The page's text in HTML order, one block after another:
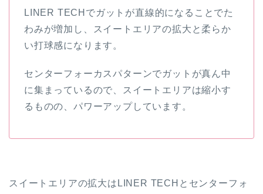
LINER TECHでガットが直線的になることでた
わみが増加し、スイートエリアの拡大と柔らか
い打球感になります。
センターフォーカスパターンでガットが真ん中
に集まっているので、スイートエリアは縮小す
るものの、パワーアップしています。
スイートエリアの拡大はLINER TECHとセンターフォ